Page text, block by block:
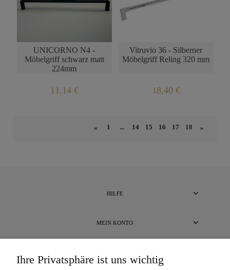
UNICORNO N4 -
Möbelgriff schwarz matt
224mm
11,14 €
Vitruvio 36 - Silberner
Möbelgriff Reling 320 mm
18,40 €
« 1 ... 14 15 16 17 18 »
HILFE
MEIN KONTO
Ihre Privatsphäre ist uns wichtig